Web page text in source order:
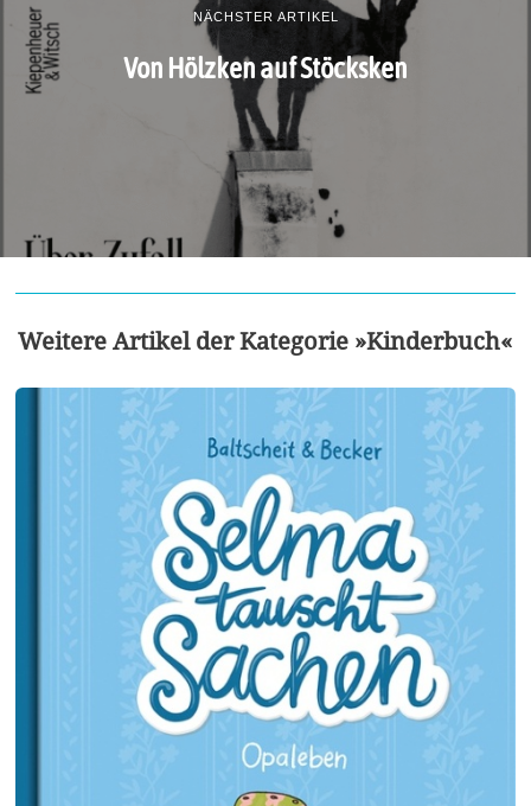
NÄCHSTER ARTIKEL
Von Hölzken auf Stöcksken
Weitere Artikel der Kategorie »Kinderbuch«